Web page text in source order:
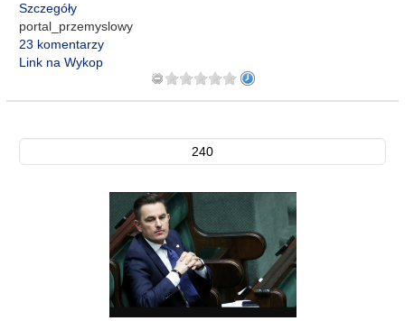
Szczegóły
portal_przemyslowy
23 komentarzy
Link na Wykop
240